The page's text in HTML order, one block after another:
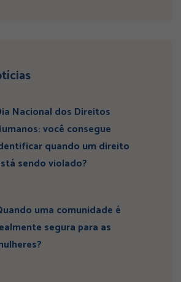
Nacional dos Direitos
você consegue
quando um direito
sendo violado?
uma comunidade é
segura para as